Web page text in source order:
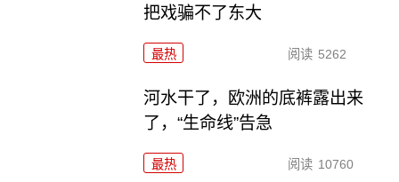
把戏骗不了东大
最热 阅读 5262
河水干了，欧洲的底裤露出来
了，“生命线”告急
最热 阅读 10760